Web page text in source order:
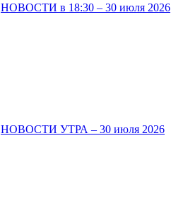
НОВОСТИ в 18:30 – 30 июля 2026
НОВОСТИ УТРА – 30 июля 2026